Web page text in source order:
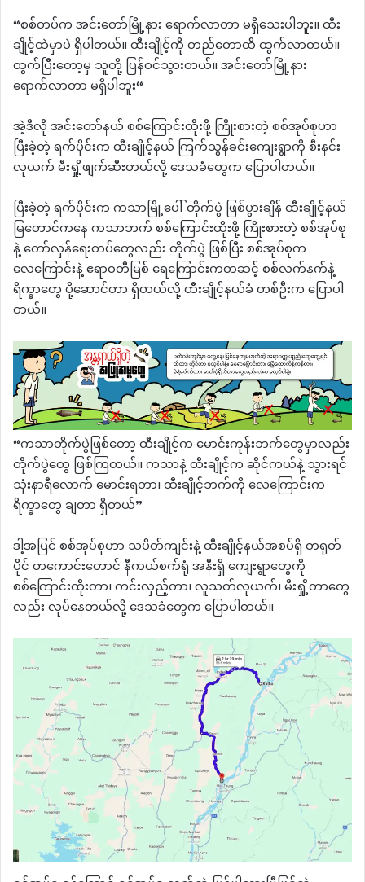
“စစ်တပ်က အင်းတော်မြို့နား ရောက်လာတာ မရှိသေးပါဘူး။ ထီး
ချိုင့်ထဲမှာပဲ ရှိပါတယ်။ ထီးချိုင့်ကို တည်တောထိ ထွက်လာတယ်။
ထွက်ပြီးတော့မှ သူတို့ ပြန်ဝင်သွားတယ်။ အင်းတော်မြို့နား
ရောက်လာတာ မရှိပါဘူး“
အဲ့ဒီလို အင်းတော်နယ် စစ်ကြောင်းထိုးဖို့ ကြိုးစားတဲ့ စစ်အုပ်စုဟာ
ပြီးခဲ့တဲ့ ရက်ပိုင်းက ထီးချိုင့်နယ် ကြက်သွန်ခင်းကျေးရွာကို စီးနင်း
လုယက် မီးရှို့ဖျက်ဆီးတယ်လို့ ဒေသခံတွေက ပြောပါတယ်။
ပြီးခဲ့တဲ့ ရက်ပိုင်းက ကသာမြို့ပေါ် တိုက်ပွဲ ဖြစ်ပွားချိန် ထီးချိုင့်နယ်
မြတောင်ကနေ ကသာဘက် စစ်ကြောင်းထိုးဖို့ ကြိုးစားတဲ့ စစ်အုပ်စု
နဲ့ တော်လှန်ရေးတပ်တွေလည်း တိုက်ပွဲ ဖြစ်ပြီး စစ်အုပ်စုက
လေကြောင်းနဲ့ ဧရာဝတီမြစ် ရေကြောင်းကတဆင့် စစ်လက်နက်နဲ့
ရိက္ခာတွေ ပို့ဆောင်တာ ရှိတယ်လို့ ထီးချိုင့်နယ်ခံ တစ်ဦးက ပြောပါ
တယ်။
“ကသာတိုက်ပွဲဖြစ်တော့ ထီးချိုင့်က မောင်းကုန်းဘက်တွေမှာလည်း
တိုက်ပွဲတွေ ဖြစ်ကြတယ်။ ကသာနဲ့ ထီးချိုင့်က ဆိုင်ကယ်နဲ့ သွားရင်
သုံးနာရီလောက် မောင်းရတာ၊ ထီးချိုင့်ဘက်ကို လေကြောင်းက
ရိက္ခာတွေ ချတာ ရှိတယ်”
ဒါ့အပြင် စစ်အုပ်စုဟာ သပိတ်ကျင်းနဲ့ ထီးချိုင့်နယ်အစပ်ရှိ တရုတ်
ပိုင် တကောင်းတောင် နီကယ်စက်ရုံ အနီးရှိ ကျေးရွာတွေကို
စစ်ကြောင်းထိုးတာ၊ ကင်းလှည့်တာ၊ လူသတ်လုယက်၊ မီးရှို့တာတွေ
လည်း လုပ်နေတယ်လို့ ဒေသခံတွေက ပြောပါတယ်။